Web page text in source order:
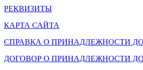
РЕКВИЗИТЫ
КАРТА САЙТА
СПРАВКА О ПРИНАДЛЕЖНОСТИ
ДОГОВОР О ПРИНАДЛЕЖНОСТИ